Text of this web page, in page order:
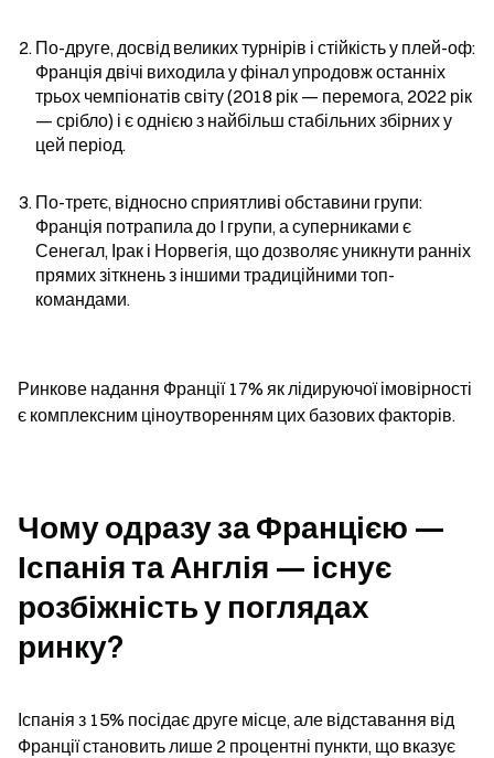
По-друге, досвід великих турнірів і стійкість у плей-оф:
Франція двічі виходила у фінал упродовж останніх
трьох чемпіонатів світу (2018 рік — перемога, 2022 рік
— срібло) і є однією з найбільш стабільних збірних у
цей період.
По-третє, відносно сприятливі обставини групи:
Франція потрапила до I групи, а суперниками є
Сенегал, Ірак і Норвегія, що дозволяє уникнути ранніх
прямих зіткнень з іншими традиційними топ-
командами.
Ринкове надання Франції 17% як лідируючої імовірності
є комплексним ціноутворенням цих базових факторів.
Чому одразу за Францією —
Іспанія та Англія — існує
розбіжність у поглядах
ринку?
Іспанія з 15% посідає друге місце, але відставання від
Франції становить лише 2 процентні пункти, що вказує